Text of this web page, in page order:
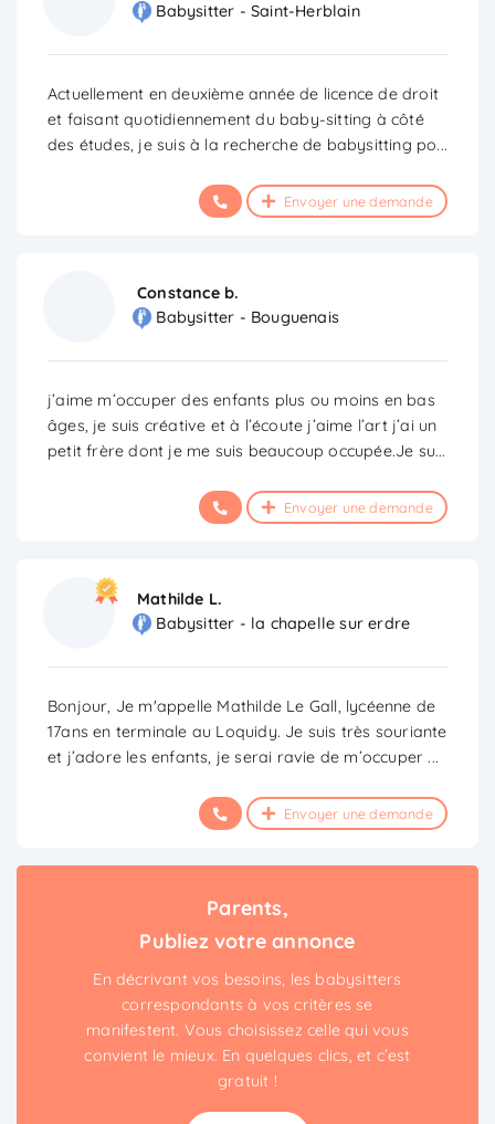
Babysitter - Saint-Herblain
Actuellement en deuxième année de licence de droit
et faisant quotidiennement du baby-sitting à côté
des études, je suis à la recherche de babysitting po...
Envoyer une demande
Constance b.
Babysitter - Bouguenais
j’aime m’occuper des enfants plus ou moins en bas
âges, je suis créative et à l’écoute j’aime l’art j’ai un
petit frère dont je me suis beaucoup occupée.Je su...
Envoyer une demande
Mathilde L.
Babysitter - la chapelle sur erdre
Bonjour, Je m'appelle Mathilde Le Gall, lycéenne de
17ans en terminale au Loquidy. Je suis très souriante
et j’adore les enfants, je serai ravie de m’occuper...
Envoyer une demande
Parents,
Publiez votre annonce
En décrivant vos besoins, les babysitters
correspondants à vos critères se
manifestent. Vous choisissez celle qui vous
convient le mieux. En quelques clics, et c’est
gratuit !